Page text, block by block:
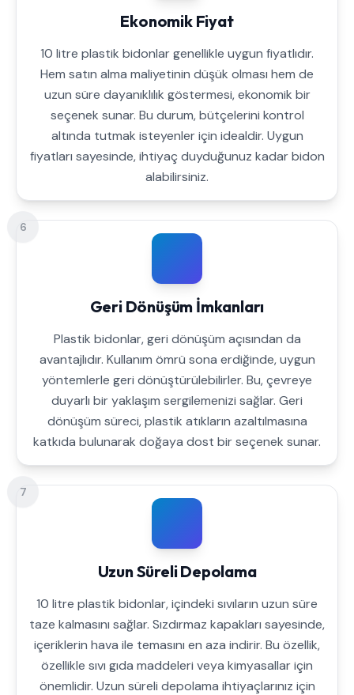
Ekonomik Fiyat
10 litre plastik bidonlar genellikle uygun fiyatlıdır.
Hem satın alma maliyetinin düşük olması hem de
uzun süre dayanıklılık göstermesi, ekonomik bir
seçenek sunar. Bu durum, bütçelerini kontrol
altında tutmak isteyenler için idealdir. Uygun
fiyatları sayesinde, ihtiyaç duyduğunuz kadar bidon
alabilirsiniz.
6
Geri Dönüşüm İmkanları
Plastik bidonlar, geri dönüşüm açısından da
avantajlıdır. Kullanım ömrü sona erdiğinde, uygun
yöntemlerle geri dönüştürülebilirler. Bu, çevreye
duyarlı bir yaklaşım sergilemenizi sağlar. Geri
dönüşüm süreci, plastik atıkların azaltılmasına
katkıda bulunarak doğaya dost bir seçenek sunar.
7
Uzun Süreli Depolama
10 litre plastik bidonlar, içindeki sıvıların uzun süre
taze kalmasını sağlar. Sızdırmaz kapakları sayesinde,
içeriklerin hava ile temasını en aza indirir. Bu özellik,
özellikle sıvı gıda maddeleri veya kimyasallar için
önemlidir. Uzun süreli depolama ihtiyaçlarınız için